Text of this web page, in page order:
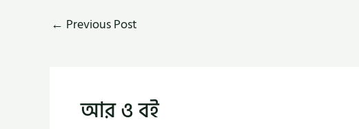
← Previous Post
আর ও বই